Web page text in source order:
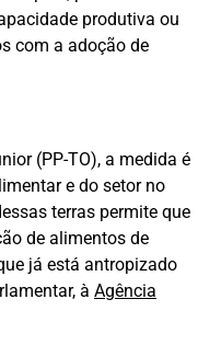
produtiva ou
com a adoção de
(PP-TO), a medida é
e do setor no
terras permite que
de alimentos de
já está antropizado
à Agência